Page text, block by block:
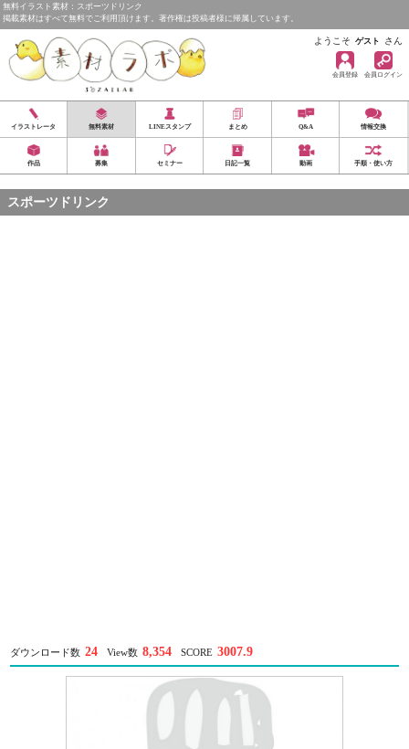
無料イラスト素材：スポーツドリンク
掲載素材はすべて無料でご利用頂けます。著作権は投稿者様に帰属しています。
ようこそ ゲスト さん
会員登録 会員ログイン
イラストレータ 無料素材 LINEスタンプ まとめ Q&A 情報交換
作品 募集 セミナー 日記一覧 動画 手順・使い方
スポーツドリンク
ダウンロード数 24 View数 8,354 SCORE 3007.9